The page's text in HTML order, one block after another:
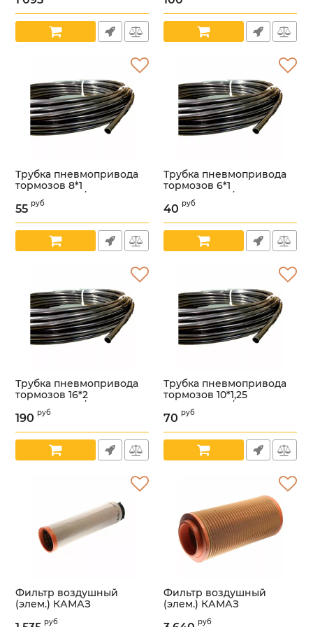
Артикул: УТ000003384 Артикул: УТ000002974
Трубка пневмопривода
тормозов 8*1
(СПЕЦМАШ) /ПВХ
ТРУБКА 8х1/
Артикул: УТ000002747
55 руб
Трубка пневмопривода
тормозов 6*1
(СПЕЦМАШ) /ПВХ
ТРУБКА 6х1/
Артикул: УТ000002746
40 руб
Трубка пневмопривода
тормозов 16*2
(СПЕЦМАШ) /ПВХ
ТРУБКА 16х2/
Артикул: УТ000002748
190 руб
Трубка пневмопривода
тормозов 10*1,25
(СПЕЦМАШ) /ПВХ
ТРУБКА 10х1,25/
Артикул: УТ000002749
70 руб
Фильтр воздушный
(элем.) КАМАЗ
дв.Cummins 4ISBe
руб
Фильтр воздушный
(элем.) КАМАЗ
дв.Cummins 4ISBe
руб